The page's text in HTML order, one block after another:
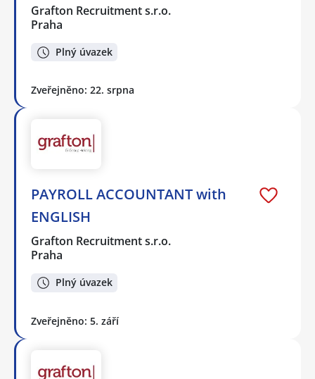
Grafton Recruitment s.r.o.
Praha
Plný úvazek
Zveřejněno: 22. srpna
PAYROLL ACCOUNTANT with
ENGLISH
Grafton Recruitment s.r.o.
Praha
Plný úvazek
Zveřejněno: 5. září